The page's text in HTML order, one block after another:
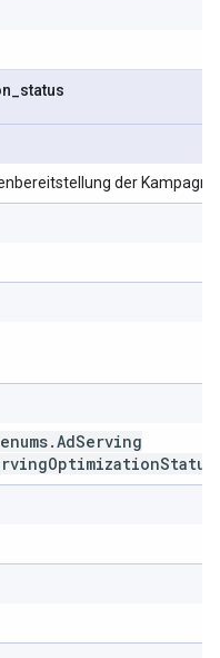
status
der Kampagne.
enums.AdServing
OptimizationStatus